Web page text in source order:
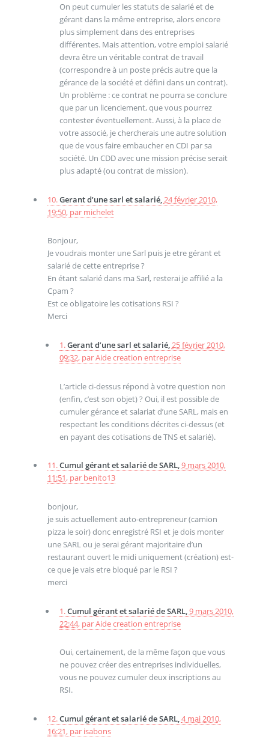
On peut cumuler les statuts de salarié et de
gérant dans la même entreprise, alors encore
plus simplement dans des entreprises
différentes. Mais attention, votre emploi salarié
devra être un véritable contrat de travail
(correspondre à un poste précis autre que la
gérance de la société et défini dans un contrat).
Un problème : ce contrat ne pourra se conclure
que par un licenciement, que vous pourrez
contester éventuellement. Aussi, à la place de
votre associé, je chercherais une autre solution
que de vous faire embaucher en CDI par sa
société. Un CDD avec une mission précise serait
plus adapté (ou contrat de mission).
10.Gerant d’une sarl et salarié,24 février 2010,
19:50, par michelet
Bonjour,
Je voudrais monter une Sarl puis je etre gérant et
salarié de cette entreprise ?
En étant salarié dans ma Sarl, resterai je affilié a la
Cpam ?
Est ce obligatoire les cotisations RSI ?
Merci
1.Gerant d’une sarl et salarié,25 février 2010,
09:32, parAide creation entreprise
L’article ci-dessus répond à votre question non
(enfin, c’est son objet) ? Oui, il est possible de
cumuler gérance et salariat d’une SARL, mais en
respectant les conditions décrites ci-dessus (et
en payant des cotisations de TNS et salarié).
11.Cumul gérant et salarié de SARL,9 mars 2010,
11:51, par benito13
bonjour,
je suis actuellement auto-entrepreneur (camion
pizza le soir) donc enregistré RSI et je dois monter
une SARL ou je serai gérant majoritaire d’un
restaurant ouvert le midi uniquement (création) est-
ce que je vais etre bloqué par le RSI ?
merci
1.Cumul gérant et salarié de SARL,9 mars 2010,
22:44, parAide creation entreprise
Oui, certainement, de la même façon que vous
ne pouvez créer des entreprises individuelles,
vous ne pouvez cumuler deux inscriptions au
RSI.
12.Cumul gérant et salarié de SARL,4 mai 2010,
16:21, par isabons